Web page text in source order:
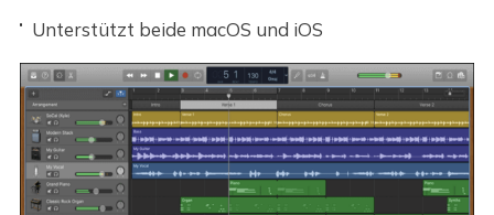
Unterstützt beide macOS und iOS